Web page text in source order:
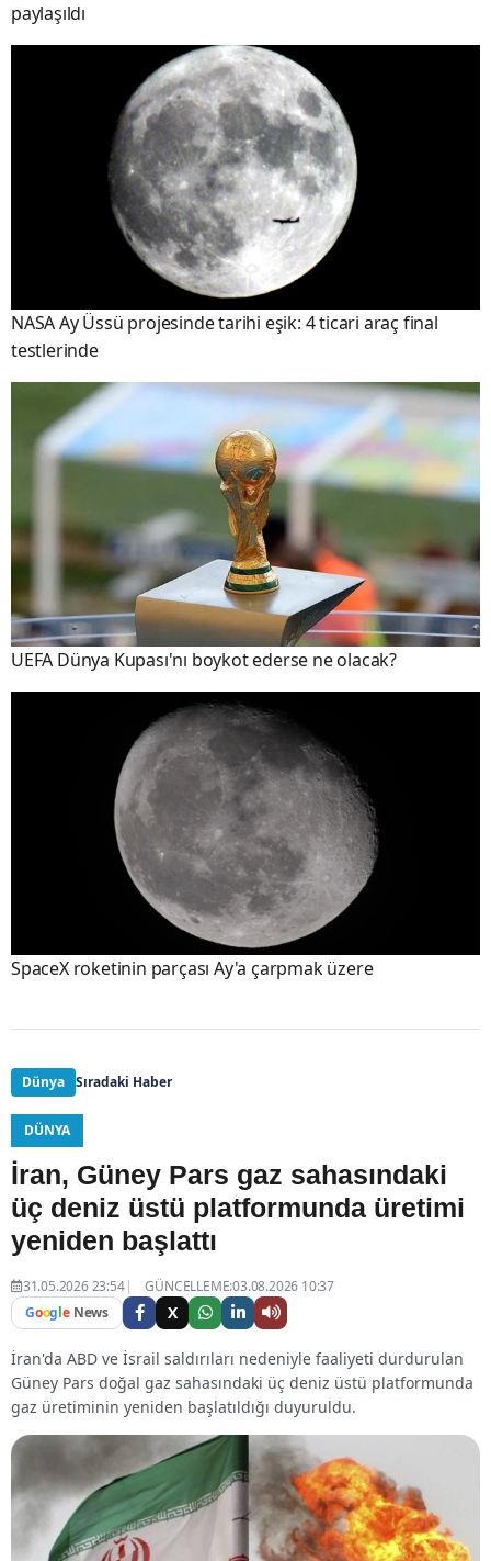
paylaşıldı
NASA Ay Üssü projesinde tarihi eşik: 4 ticari araç final
testlerinde
UEFA Dünya Kupası'nı boykot ederse ne olacak?
SpaceX roketinin parçası Ay'a çarpmak üzere
Dünya Sıradaki Haber
DÜNYA
İran, Güney Pars gaz sahasındaki
üç deniz üstü platformunda üretimi
yeniden başlattı
31.05.2026 23:54
GÜNCELLEME:03.08.2026 10:37
Google News X
İran'da ABD ve İsrail saldırıları nedeniyle faaliyeti durdurulan
Güney Pars doğal gaz sahasındaki üç deniz üstü platformunda
gaz üretiminin yeniden başlatıldığı duyuruldu.